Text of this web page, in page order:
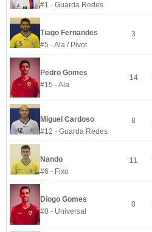
#1 - Guarda Redes
Tiago Fernandes
#5 - Ala / Pivot
3
Pedro Gomes
#15 - Ala
14
Miguel Cardoso
#12 - Guarda Redes
8
Nando
#6 - Fixo
11
Diogo Gomes
#0 - Universal
0